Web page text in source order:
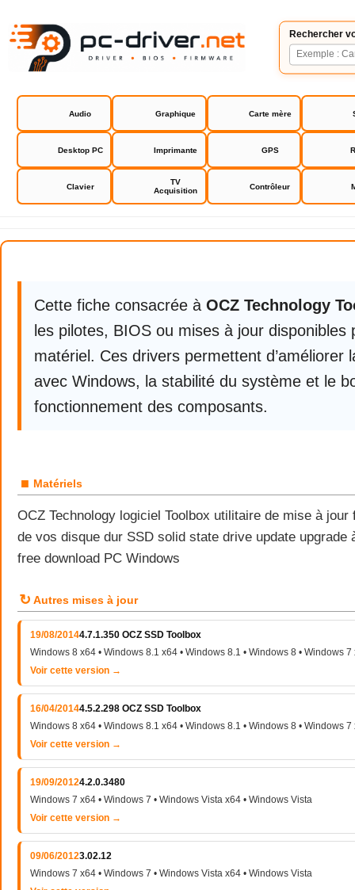
Rechercher
Audio Graphique Carte mère
Desktop PC Imprimante GPS
Clavier
TV
Acquisition
Contrôleur
OCZ Technology Toolbox
Cette fiche consacrée à OCZ Technology
les pilotes, BIOS ou mises à jour disponibles
matériel. Ces drivers permettent d’améliorer
avec Windows, la stabilité du système et le
fonctionnement des composants.
■ Matériels
OCZ Technology logiciel Toolbox utilitaire de mise à
de vos disque dur SSD solid state drive update upgrade
free download PC Windows
↻ Autres mises à jour
19/08/20144.7.1.350 OCZ SSD Toolbox
Windows 8 x64 • Windows 8.1 x64 • Windows 8.1 • Windows 8 • Windows 7
Voir cette version →
16/04/20144.5.2.298 OCZ SSD Toolbox
Windows 8 x64 • Windows 8.1 x64 • Windows 8.1 • Windows 8 • Windows 7
Voir cette version →
19/09/20124.2.0.3480
Windows 7 x64 • Windows 7 • Windows Vista x64 • Windows Vista
Voir cette version →
09/06/20123.02.12
Windows 7 x64 • Windows 7 • Windows Vista x64 • Windows Vista